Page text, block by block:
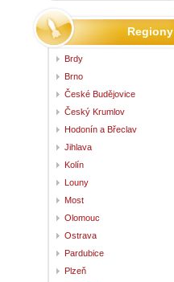
Regiony
Brdy
Brno
České Budějovice
Český Krumlov
Hodonín a Břeclav
Jihlava
Kolín
Louny
Most
Olomouc
Ostrava
Pardubice
Plzeň